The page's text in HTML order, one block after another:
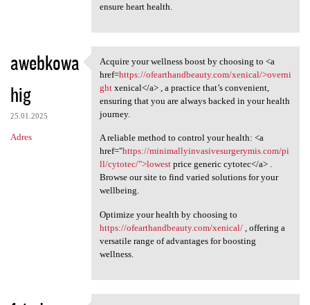
ensure heart health.
awebkowa
hig
25.01.2025
Adres
Acquire your wellness boost
Acquire your wellness boost by choosing to <a
href=https://ofearthandbeauty.com/xenical/>overni
ghtxenical</a> , a practice that’s convenient,
ensuring that you are always backed in your health
journey.
A reliable method to control your health: <a
href="https://minimallyinvasivesurgerymis.com/pi
ll/cytotec/">lowestprice generic cytotec</a> .
Browse our site to find varied solutions for your
wellbeing.
Optimize your health by choosing to
https://ofearthandbeauty.com/xenical/, offering a
versatile range of advantages for boosting
wellness.